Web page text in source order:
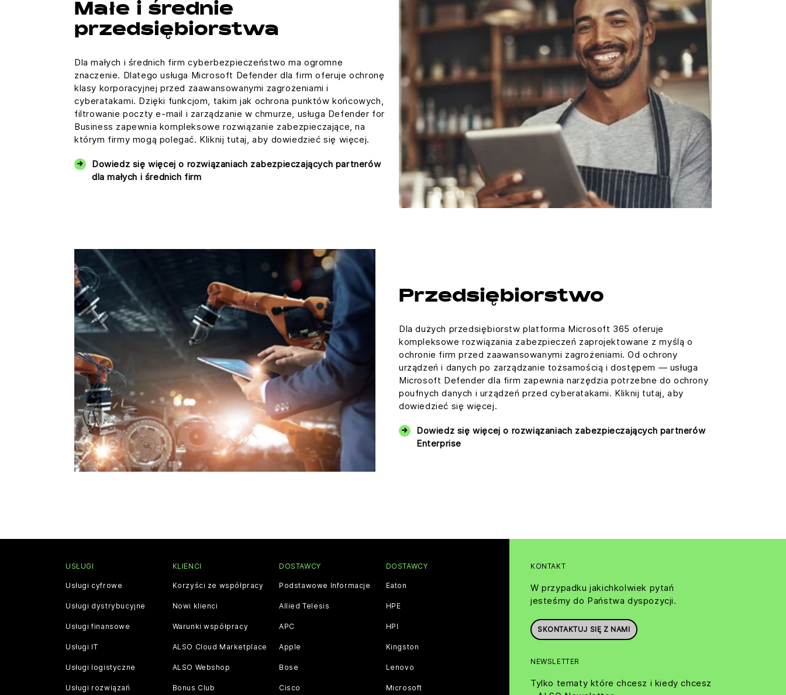
Małe i średnie
przedsiębiorstwa
Dla małych i średnich firm cyberbezpieczeństwo ma ogromne
znaczenie. Dlatego usługa Microsoft Defender dla firm oferuje ochronę
klasy korporacyjnej przed zaawansowanymi zagrożeniami i
cyberatakami. Dzięki funkcjom, takim jak ochrona punktów końcowych,
filtrowanie poczty e-mail i zarządzanie w chmurze, usługa Defender for
Business zapewnia kompleksowe rozwiązanie zabezpieczające, na
którym firmy mogą polegać. Kliknij tutaj, aby dowiedzieć się więcej.
Dowiedz się więcej o rozwiązaniach zabezpieczających partnerów
dla małych i średnich firm
Przedsiębiorstwo
Dla dużych przedsiębiorstw platforma Microsoft 365 oferuje
kompleksowe rozwiązania zabezpieczeń zaprojektowane z myślą o
ochronie firm przed zaawansowanymi zagrożeniami. Od ochrony
urządzeń i danych po zarządzanie tożsamością i dostępem — usługa
Microsoft Defender dla firm zapewnia narzędzia potrzebne do ochrony
poufnych danych i urządzeń przed cyberatakami. Kliknij tutaj, aby
dowiedzieć się więcej.
Dowiedz się więcej o rozwiązaniach zabezpieczających partnerów
Enterprise
KONTAKT
W przypadku jakichkolwiek pytań
jesteśmy do Państwa dyspozycji.
SKONTAKTUJ SIĘ Z NAMI
NEWSLETTER
Tylko tematy które chcesz i kiedy chcesz
USŁUGI
Usługi cyfrowe
Usługi dystrybucyjne
Usługi finansowe
Usługi IT
Usługi logistyczne
Usługi rozwiązań
KLIENCI
Korzyści ze współpracy
Nowi klienci
Warunki współpracy
ALSO Cloud Marketplace
ALSO Webshop
Bonus Club
DOSTAWCY
Podstawowe Informacje
Allied Telesis
APC
Apple
Bose
Cisco
DOSTAWCY
Eaton
HPE
HPI
Kingston
Lenovo
Microsoft